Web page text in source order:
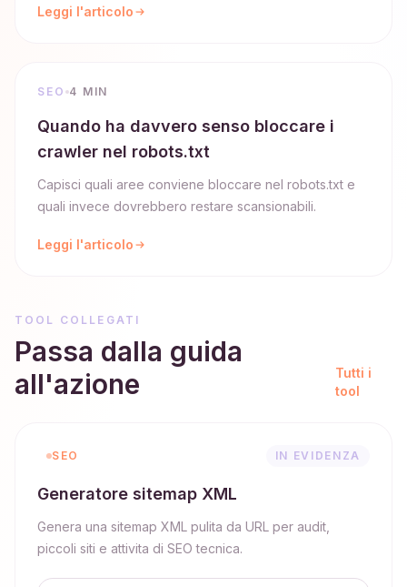
Leggi l'articolo
SEO 4 MIN
Quando ha davvero senso bloccare i
crawler nel robots.txt
Capisci quali aree conviene bloccare nel robots.txt e
quali invece dovrebbero restare scansionabili.
Leggi l'articolo
TOOL COLLEGATI
Passa dalla guida
all'azione
Tutti i
tool
SEO IN EVIDENZA
Generatore sitemap XML
Genera una sitemap XML pulita da URL per audit,
piccoli siti e attivita di SEO tecnica.